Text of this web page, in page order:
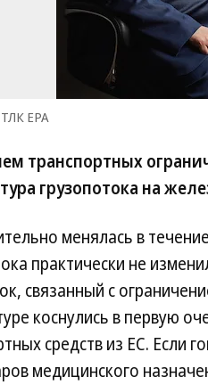
ЕРА
транспортных
грузопотока на
менялась в
практически не
связанный с
коснулись в первую
средств из ЕС. Если
медицинского